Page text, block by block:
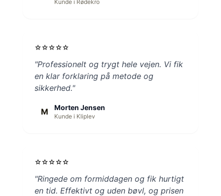
Kunde i Rødekro
starstarstarstarstar
"Professionelt og trygt hele vejen. Vi fik
en klar forklaring på metode og
sikkerhed."
M Morten Jensen
Kunde i Kliplev
starstarstarstarstar
"Ringede om formiddagen og fik hurtigt
en tid. Effektivt og uden bøvl, og prisen